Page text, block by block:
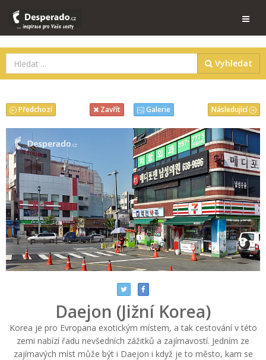
Vyhledat
Následující
Předchozí Zavřít Galerie
Daejon (Jižní Korea)
Korea je pro Evropana exotickým místem, a tak cestování v této
zemi nabízí řadu nevšedních zážitků a zajímavostí. Jedním ze
zajímavých míst může být i Daejon i když je to město, kam se